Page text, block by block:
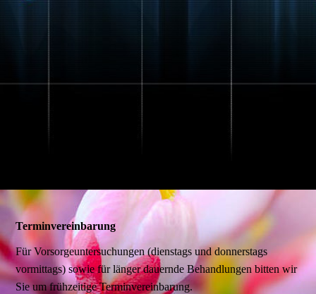
Terminvereinbarung
Für Vorsorgeuntersuchungen (dienstags und donnerstags
vormittags) sowie für länger dauernde Behandlungen bitten wir
Sie um frühzeitige Terminvereinbarung.